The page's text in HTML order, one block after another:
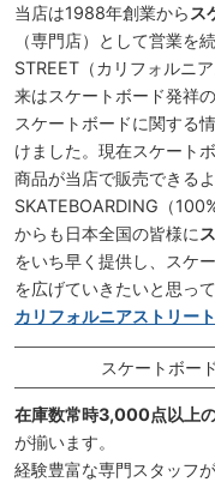
当店は1988年創業から ス
（専門店）として営業を
STREET（カリフォルニ
来はスケートボード発祥
スケートボードに関する
けました。現在スケート
商品が当店で販売できる
SKATEBOARDING（
からも日本全国の皆様に
をいち早く提供し、スケ
を広げていきたいと思って
カリフォルニアストリー
スケートボー
在庫数常時3,000点以上
が揃います。
経験豊富な専門スタッフ